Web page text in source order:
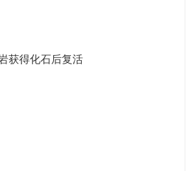
获得化石后复活